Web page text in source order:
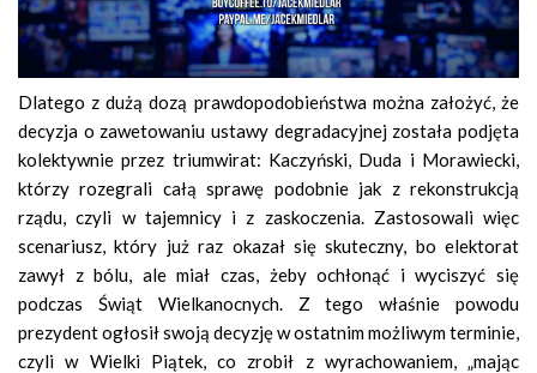
Dlatego z dużą dozą prawdopodobieństwa można założyć, że
decyzja o zawetowaniu ustawy degradacyjnej została podjęta
kolektywnie przez triumwirat: Kaczyński, Duda i Morawiecki,
którzy rozegrali całą sprawę podobnie jak z rekonstrukcją
rządu, czyli w tajemnicy i z zaskoczenia. Zastosowali więc
scenariusz, który już raz okazał się skuteczny, bo elektorat
zawył z bólu, ale miał czas, żeby ochłonąć i wyciszyć się
podczas Świąt Wielkanocnych. Z tego właśnie powodu
prezydent ogłosił swoją decyzję w ostatnim możliwym terminie,
czyli w Wielki Piątek, co zrobił z wyrachowaniem, „mając